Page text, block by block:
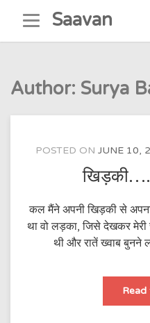
content
Saavan
Author: Surya
POSTED ON JUNE 10,
कल मैंने अपनी खिड़की से
था वो लड़का, जिसे देखकर मेरी
थी और रातें ख्वाब